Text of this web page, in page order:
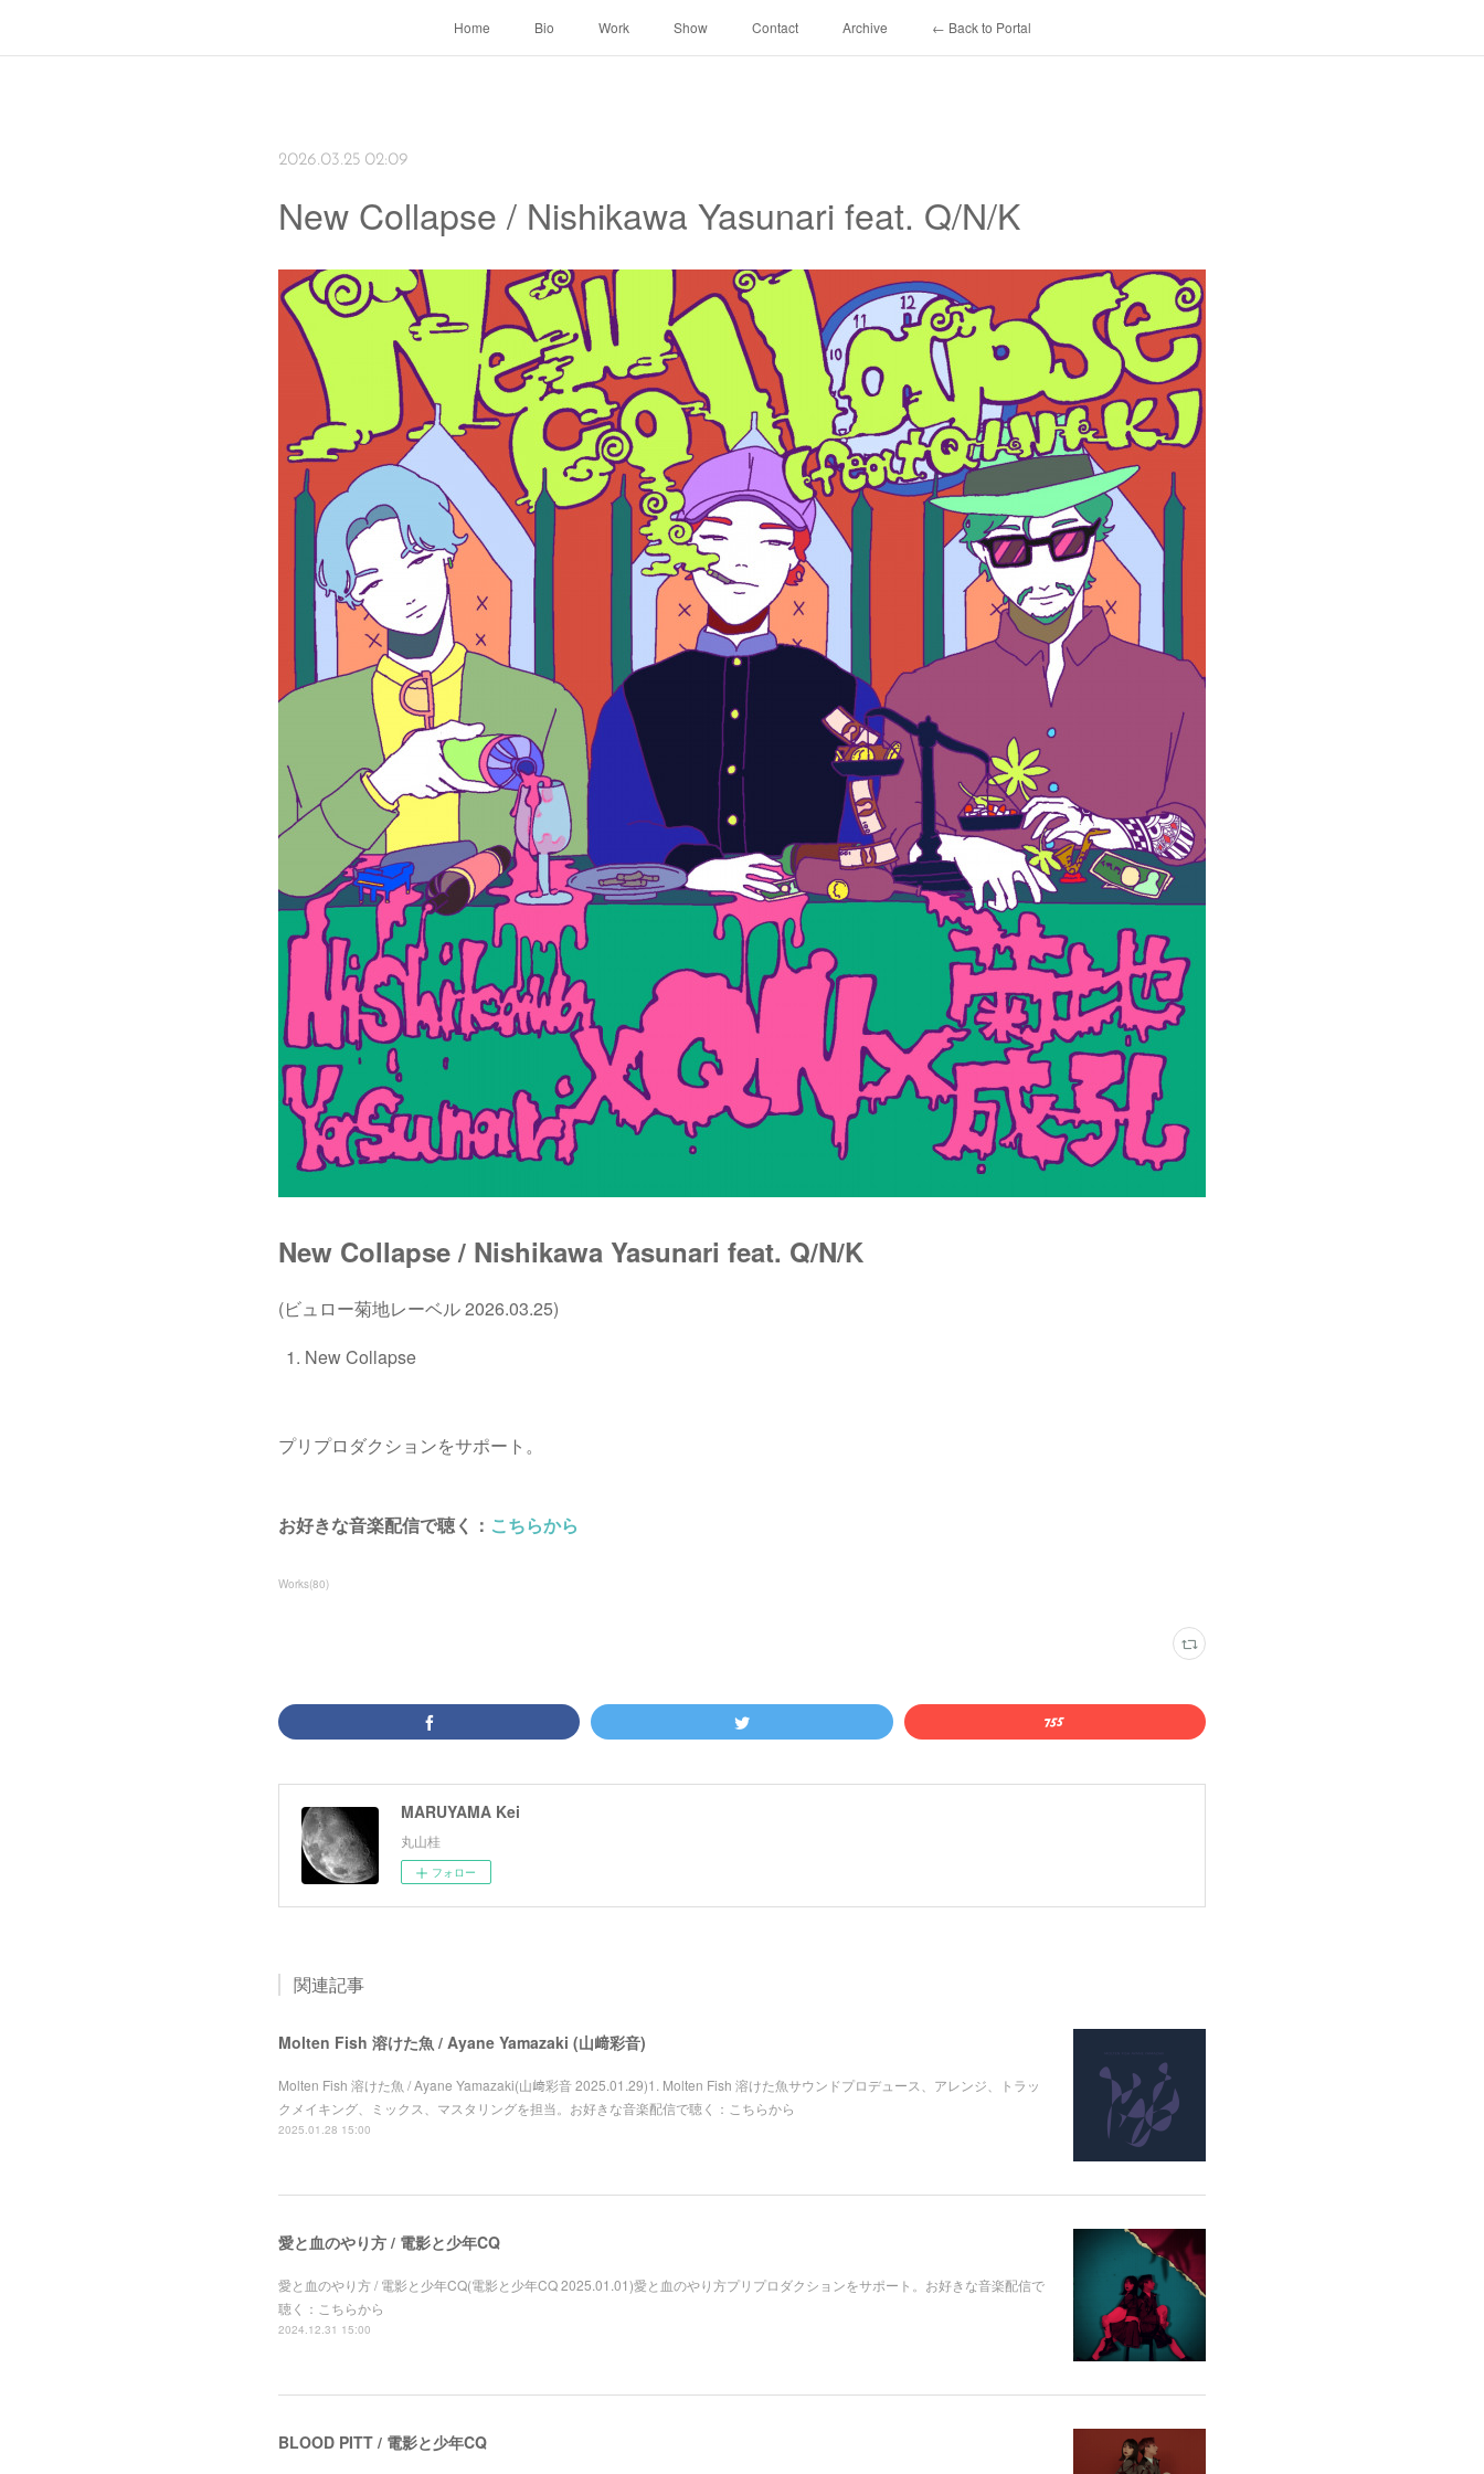
Home Bio Work Show Contact Archive ← Back to Portal
2026.03.25 02:09
New Collapse / Nishikawa Yasunari feat. Q/N/K
New Collapse / Nishikawa Yasunari feat. Q/N/K
(ビュロー菊地レーベル 2026.03.25)
New Collapse
プリプロダクションをサポート。
お好きな音楽配信で聴く： こちらから
Works(80)
MARUYAMA Kei
丸山桂
フォロー
関連記事
Molten Fish 溶けた魚 / Ayane Yamazaki (山﨑彩音)
Molten Fish 溶けた魚 / Ayane Yamazaki(山﨑彩音 2025.01.29)1. Molten Fish 溶けた魚サウンドプロデュース、アレンジ、トラッ
クメイキング、ミックス、マスタリングを担当。お好きな音楽配信で聴く：こちらから
2025.01.28 15:00
愛と血のやり方 / 電影と少年CQ
愛と血のやり方 / 電影と少年CQ(電影と少年CQ 2025.01.01)愛と血のやり方プリプロダクションをサポート。お好きな音楽配信で
聴く：こちらから
2024.12.31 15:00
BLOOD PITT / 電影と少年CQ